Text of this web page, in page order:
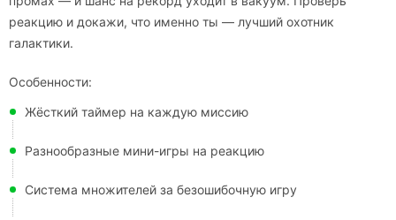
реакцию и докажи, что именно ты — лучший охотник
галактики.
Особенности:
Жёсткий таймер на каждую миссию
Разнообразные мини-игры на реакцию
Система множителей за безошибочную игру